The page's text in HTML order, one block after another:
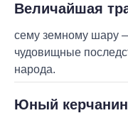
Величайшая
сему земному шару
чудовищные
народа.
Юный керчанин